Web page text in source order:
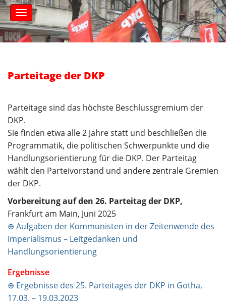
M
a
i
n
S
k
i
p
t
t
Parteitage der DKP
Parteitage sind das höchste Beschlussgremium der
DKP.
Sie finden etwa alle 2 Jahre statt und beschließen die
Programmatik, die politischen Schwerpunkte und die
Handlungsorientierung für die DKP. Der Parteitag
wählt den Parteivorstand und andere zentrale Gremien
der DKP.
Vorbereitung auf den 26. Parteitag der DKP,
Frankfurt am Main, Juni 2025
⊕ Aufgaben der Kommunisten in der Zeitenwende des
Imperialismus – Leitgedanken und
Handlungsorientierung
Ergebnisse
⊕ Ergebnisse des 25. Parteitages der DKP in Gotha,
17.03. – 19.03.2023